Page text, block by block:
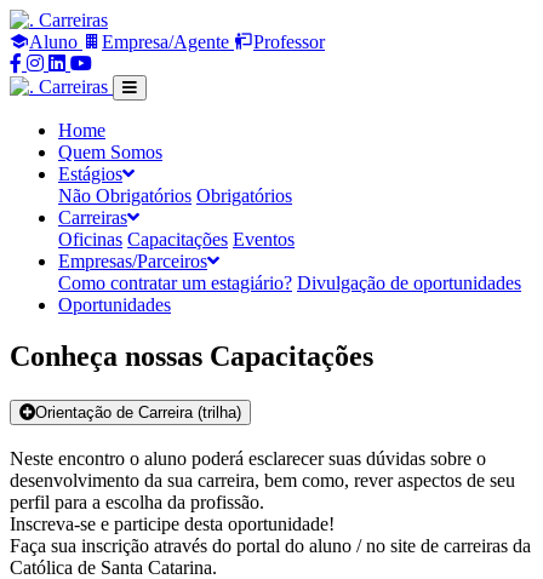
Carreiras
Aluno
Empresa/Agente
Professor
Compartilhar
no
Compartilhar
no
Instagram
Compartilhar
no
Linkedin
Compartilhar
no
Youtube
Carreiras
Home
Quem Somos
Estágios
Não Obrigatórios Obrigatórios
Carreiras
Oficinas Capacitações Eventos
Empresas/Parceiros
Como contratar um estagiário? Divulgação de oportunidades
Oportunidades
Conheça nossas Capacitações
Orientação de Carreira (trilha)
Neste encontro o aluno poderá esclarecer suas dúvidas sobre o
desenvolvimento da sua carreira, bem como, rever aspectos de seu
perfil para a escolha da profissão.
Inscreva-se e participe desta oportunidade!
Faça sua inscrição através do portal do aluno / no site de carreiras da
Católica de Santa Catarina.